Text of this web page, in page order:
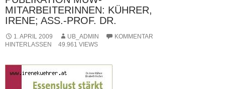
MITARBEITERINNEN: KÜHRER,
IRENE; ASS.-PROF. DR.
1. APRIL 2009 UB_ADMIN
KOMMENTAR
HINTERLASSEN
49.961 VIEWS